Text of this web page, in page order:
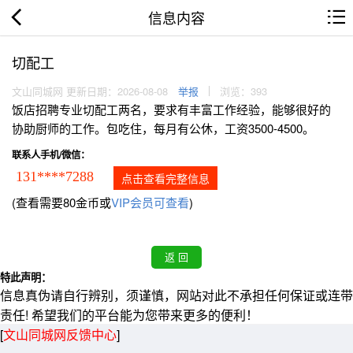
信息内容
切配工
文山同城网 更新日期：2026-08-08 举报 浏览：393
饭店招聘专业切配工两名，要求有丰富工作经验，能够很好的
协助厨师的工作。包吃住，每月有公休，工资3500-4500。
联系人手机/微信：
131****7288 点击查看完整信息
(查看需要80金币或VIP会员可查看)
特此声明：
信息真伪请自行辨别，须谨慎，网站对此不承担任何保证或连带
责任! 希望我们的平台能为您带来更多的便利！
[文山同城网反馈中心]